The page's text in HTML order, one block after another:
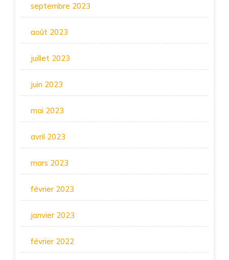
septembre 2023
août 2023
juillet 2023
juin 2023
mai 2023
avril 2023
mars 2023
février 2023
janvier 2023
février 2022